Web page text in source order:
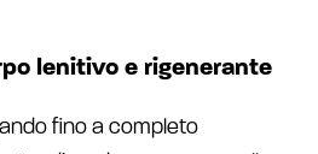
lenitivo e rigenerante
fino a completo